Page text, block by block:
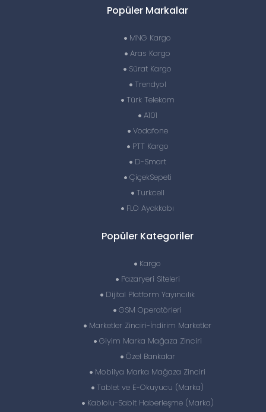
Popüler Markalar
MNG Kargo
Aras Kargo
Sürat Kargo
Trendyol
Türk Telekom
A101
Vodafone
PTT Kargo
D-Smart
ÇiçekSepeti
Turkcell
FLO Ayakkabı
Popüler Kategoriler
Kargo
Pazaryeri Siteleri
Dijital Platform Yayıncılık
GSM Operatörleri
Marketler Zinciri-İndirim Marketler
Giyim Marka Mağaza Zinciri
Özel Bankalar
Mobilya Marka Mağaza Zinciri
Tablet ve E-Okuyucu (Marka)
Kablolu-Sabit Haberleşme (Marka)